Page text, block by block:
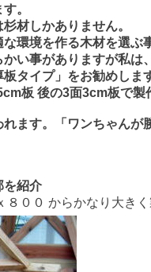
。
材しかありません。
環境を作る木材を選ぶ
い事がありますが私は
タイプ」をお勧めしま
板 後の3面3cm板で製
ます。「ワンちゃん
を紹介
００ からかなり大きく